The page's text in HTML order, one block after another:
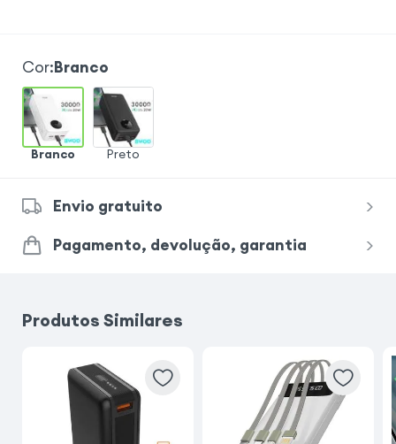
Cor:Branco
Branco Preto
Envio gratuito
Pagamento, devolução, garantia
Produtos Similares